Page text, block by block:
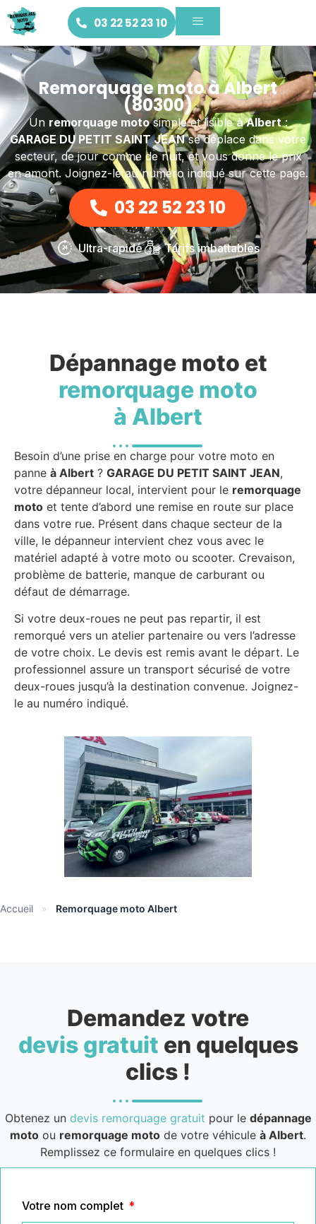
03 22 52 23 10
Remorquage moto à Albert
(80300)
Un remorquage motosimple et lisibleà Albert:
GARAGE DU PETIT SAINT JEANse déplace dans votre
secteur, de jour comme de nuit, et vous donne le prix
en amont. Joignez-le au numéro indiqué sur cette page.
03 22 52 23 10
Ultra-rapide Tarifs imbattables
Dépannage moto et
remorquage moto
à Albert
Besoin d’une prise en charge pour votre moto en
panne à Albert ? GARAGE DU PETIT SAINT JEAN,
votre dépanneur local, intervient pour le remorquage
moto et tente d’abord une remise en route sur place
dans votre rue. Présent dans chaque secteur de la
ville, le dépanneur intervient chez vous avec le
matériel adapté à votre moto ou scooter. Crevaison,
problème de batterie, manque de carburant ou
défaut de démarrage.
Si votre deux-roues ne peut pas repartir, il est
remorqué vers un atelier partenaire ou vers l’adresse
de votre choix. Le devis est remis avant le départ. Le
professionnel assure un transport sécurisé de votre
deux-roues jusqu’à la destination convenue. Joignez-
le au numéro indiqué.
Accueil » Remorquage moto Albert
Demandez votre
devis gratuit en quelques
clics !
Obtenez un devis remorquage gratuit pour le dépannage
moto ou remorquage moto de votre véhicule à Albert.
Remplissez ce formulaire en quelques clics !
Votre nom complet